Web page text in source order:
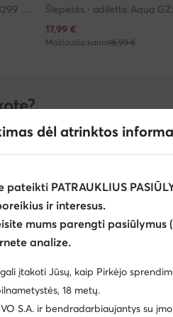
Šlepetės · adilette Lite Slides FU8299 · Tamsiai mėlyna
Dabartinė kaina
17,99 €
Mažiausia kaina18,99 €
pasirinkto dydžio
dėl atrinktos
pateikti PATRAUKLIUS
ir interesus.
mums parengti pasiūlymus
analize.
įtakoti Jūsų, kaip Pirkėjo
18 metų.
S.A. ir bendradarbiaujantys su